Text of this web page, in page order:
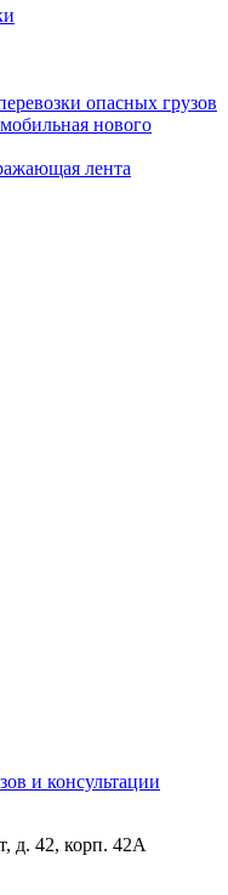
опасных грузов
нового
лента
и консультации
д. 42, корп. 42А